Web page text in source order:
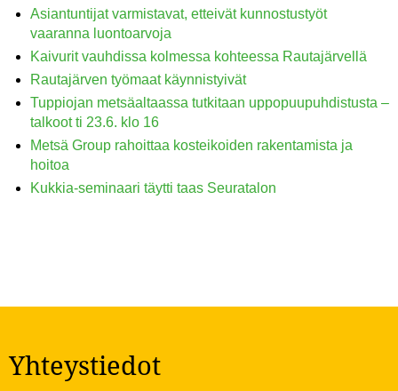
Asiantuntijat varmistavat, etteivät kunnostustyöt
vaaranna luontoarvoja
Kaivurit vauhdissa kolmessa kohteessa Rautajärvellä
Rautajärven työmaat käynnistyivät
Tuppiojan metsäaltaassa tutkitaan uppopuupuhdistusta –
talkoot ti 23.6. klo 16
Metsä Group rahoittaa kosteikoiden rakentamista ja
hoitoa
Kukkia-seminaari täytti taas Seuratalon
Yhteystiedot